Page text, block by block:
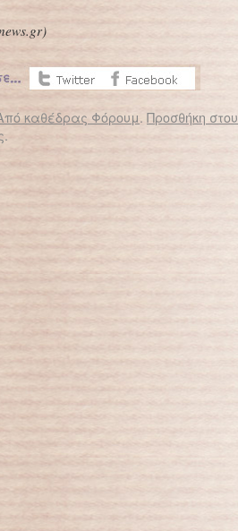
.gr)
καθέδρας Φόρουμ. Προσθήκη
.
%s
– Ανοιχτή επιστολή εκπαιδευτικού